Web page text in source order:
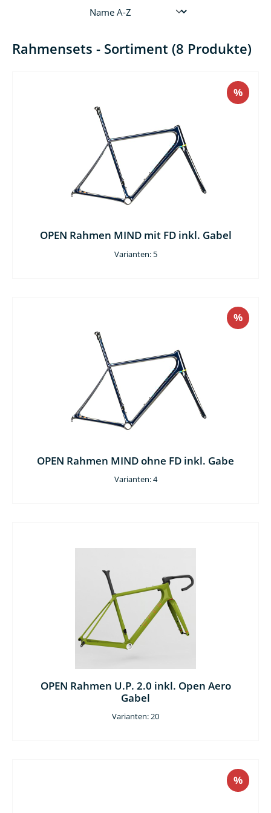
Rahmensets - Sortiment (8 Produkte)
%
OPEN Rahmen MIND mit FD inkl. Gabel
Varianten: 5
%
OPEN Rahmen MIND ohne FD inkl. Gabe
Varianten: 4
OPEN Rahmen U.P. 2.0 inkl. Open Aero
Gabel
Varianten: 20
%